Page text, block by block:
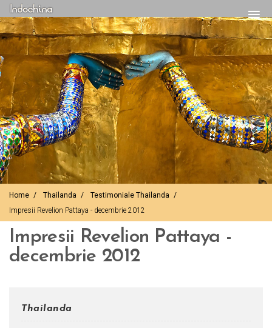
Home Thailanda
Testimoniale Thailanda
Impresii Revelion Pattaya - decembrie 2012
Impresii Revelion Pattaya -
decembrie 2012
Thailanda